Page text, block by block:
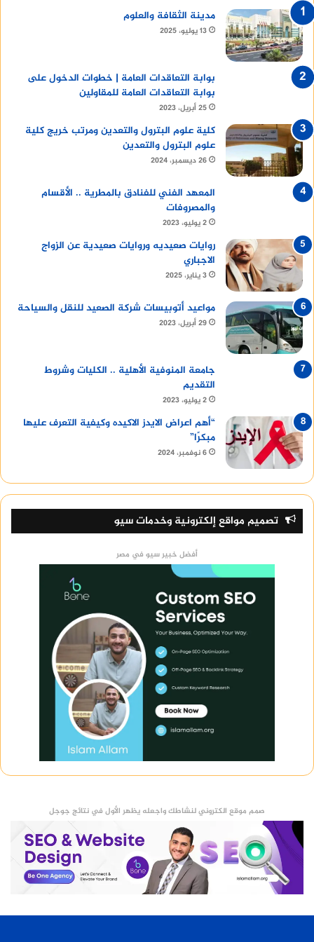
مدينة الثقافة والعلوم
13 يوليو، 2025
بوابة التعاقدات العامة | خطوات الدخول على
بوابة التعاقدات العامة للمقاولين
25 أبريل، 2023
كلية علوم البترول والتعدين ومرتب خريج كلية
علوم البترول والتعدين
26 ديسمبر، 2024
المعهد الفني للفنادق بالمطرية .. الأقسام
والمصروفات
2 يوليو، 2023
روايات صعيديه وروايات صعيدية عن الزواج
الاجباري
3 يناير، 2025
مواعيد أتوبيسات شركة الصعيد للنقل والسياحة
29 أبريل، 2023
جامعة المنوفية الأهلية .. الكليات وشروط
التقديم
2 يوليو، 2023
“أهم اعراض الايدز الاكيده وكيفية التعرف عليها
مبكرًا”
6 نوفمبر، 2024
تصميم مواقع إلكترونية وخدمات سيو
أفضل خبير سيو في مصر
صمم موقع الكتروني لنشاطك واجعله يظهر الأول في نتائج جوجل